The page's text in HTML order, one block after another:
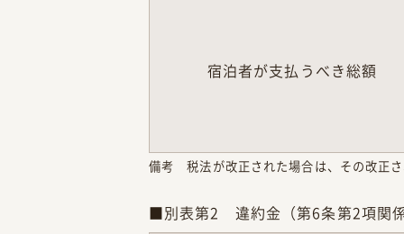
宿泊者が支払うべき総額
備考 税法が改正された場合は、その改正
■別表第2 違約金（第6条第2項関